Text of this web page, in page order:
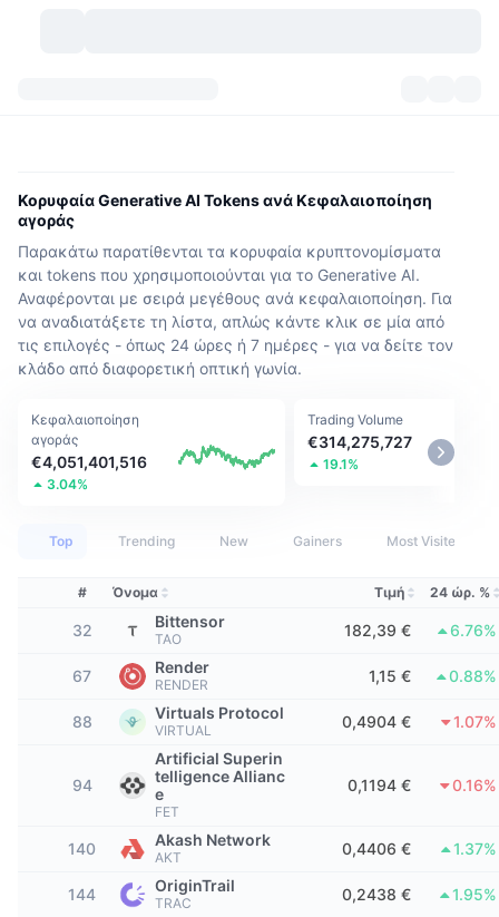
Ιστορικά Στιγμιότυπα
Ξεκλειδώματα token
Στοιχεία ενεργητικού πραγματικού κόσμου
Προσεχώς
Προστέθηκε πρόσφατα
Κερδισμένα & Χαμένα
Περισσότερες επισκέψεις
Κλίμα κοινότητας
Κατάταξη αλυσίδων
Επισκόπηση αγοράς
Αγορά Spot
Αριθμός κρυπτονομισμάτων
BNB Θησαυροφυλάκια
Δείκτης Φόβου και Απληστίας
Δείκτης εποχής των altcoins
Δείκτες κύκλου αγοράς
Κυριαρχία Bitcoin
Δείκτης CoinMarketCap 20
Δείκτης CoinMarketCap 100
Σήματα
Δημοφιλείς τάσεις
Νέο
Εξερευνητής meme
Ανταλλακτήρια
Συγκεντρωτικά ανταλλακτήρια
Spot
Αποκεντρωμένα ανταλλακτήρια
Κοινότητα
Ροές
Ζωντανά
API
API Κρυπτονομισμάτων
Τιμές
Πόροι
Τεκμηρίωση
Συχνές ερωτήσεις
Προϊόντα
CMC Launch
CMC Labs
CMC Max
Κορυφαίες Ειδήσεις
Telegram Bot
Διαφήμιση
Κορυφαία Generative AI Tokens ανά Κεφαλαιοποίηση
αγοράς
Παρακάτω παρατίθενται τα κορυφαία κρυπτονομίσματα
και tokens που χρησιμοποιούνται για το Generative AI.
Αναφέρονται με σειρά μεγέθους ανά κεφαλαιοποίηση. Για
να αναδιατάξετε τη λίστα, απλώς κάντε κλικ σε μία από
τις επιλογές - όπως 24 ώρες ή 7 ημέρες - για να δείτε τον
κλάδο από διαφορετική οπτική γωνία.
Κεφαλαιοποίηση
αγοράς
€4,051,401,516
3.04%
Trading Volume
€314,275,727
19.1%
Top Trending New Gainers Most Visited
# Όνομα Τιμή 24 ώρ. %
32 Bittensor
TAO 182,39 € 6.76%
67 Render
RENDER 1,15 € 0.88%
88 Virtuals Protocol
VIRTUAL 0,4904 € 1.07%
94
Artificial Superin
telligence Allianc
e
FET
0,1194 € 0.16%
140 Akash Network
AKT 0,4406 € 1.37%
144 OriginTrail
TRAC 0,2438 € 1.95%